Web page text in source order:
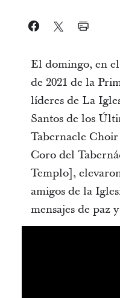
El domingo, en
de 2021 de la
líderes de La
Santos de los
Tabernacle
Coro del
Templo],
amigos de la
mensajes de paz